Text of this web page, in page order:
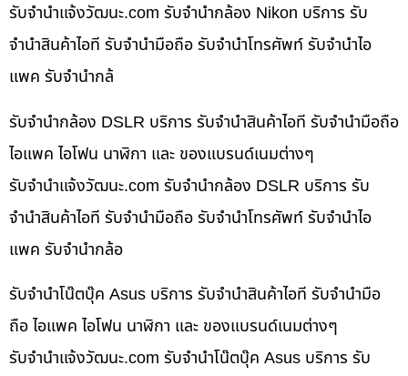
รับจํานําแจ้งวัฒนะ.com รับจำนำกล้อง Nikon บริการ รับ
จำนำสินค้าไอที รับจำนำมือถือ รับจำนำโทรศัพท์ รับจำนำไอ
แพค รับจำนำกล้
รับจำนำกล้อง DSLR บริการ รับจำนำสินค้าไอที รับจำนำมือถือ
ไอแพค ไอโฟน นาฬิกา และ ของแบรนด์เนมต่างๆ
รับจํานําแจ้งวัฒนะ.com รับจำนำกล้อง DSLR บริการ รับ
จำนำสินค้าไอที รับจำนำมือถือ รับจำนำโทรศัพท์ รับจำนำไอ
แพค รับจำนำกล้อ
รับจำนำโน๊ตบุ๊ค Asus บริการ รับจำนำสินค้าไอที รับจำนำมือ
ถือ ไอแพค ไอโฟน นาฬิกา และ ของแบรนด์เนมต่างๆ
รับจํานําแจ้งวัฒนะ.com รับจำนำโน๊ตบุ๊ค Asus บริการ รับ